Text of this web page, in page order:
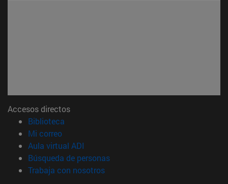
Accesos directos
Biblioteca
Mi correo(abre en nueva ventana)
Aula virtual ADI
Búsqueda de personas(abre en nueva ventana)
Trabaja con nosotros(abre en nueva ventana)